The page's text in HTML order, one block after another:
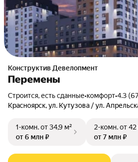
Конструктив Девелопмент
Перемены
Строится, есть сданные•комфорт•4.3
Красноярск, ул. Кутузова / ул.
1-комн.от 34,9 м²
от 6 млн ₽
2-комн.от 42
от 7 млн ₽